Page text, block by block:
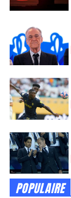
POPULAIRE